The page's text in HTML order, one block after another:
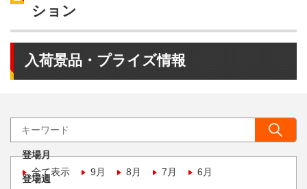
ション
入荷景品・プライズ情報
登場月
全て表示
9月 8月 7月 6月
登場週